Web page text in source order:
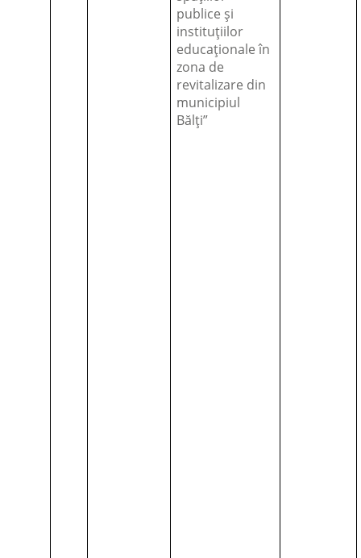
publice și
instituțiilor
educaționale în
zona de
revitalizare din
municipiul
Bălți”